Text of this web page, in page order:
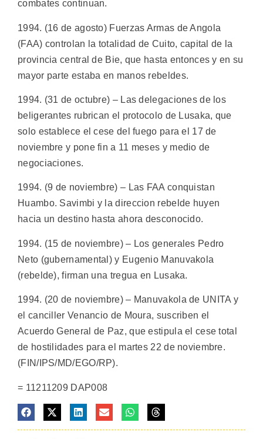
combates continuan.
1994. (16 de agosto) Fuerzas Armas de Angola
(FAA) controlan la totalidad de Cuito, capital de la
provincia central de Bie, que hasta entonces y en su
mayor parte estaba en manos rebeldes.
1994. (31 de octubre) – Las delegaciones de los
beligerantes rubrican el protocolo de Lusaka, que
solo establece el cese del fuego para el 17 de
noviembre y pone fin a 11 meses y medio de
negociaciones.
1994. (9 de noviembre) – Las FAA conquistan
Huambo. Savimbi y la direccion rebelde huyen
hacia un destino hasta ahora desconocido.
1994. (15 de noviembre) – Los generales Pedro
Neto (gubernamental) y Eugenio Manuvakola
(rebelde), firman una tregua en Lusaka.
1994. (20 de noviembre) – Manuvakola de UNITA y
el canciller Venancio de Moura, suscriben el
Acuerdo General de Paz, que estipula el cese total
de hostilidades para el martes 22 de noviembre.
(FIN/IPS/MD/EGO/RP).
= 11211209 DAP008